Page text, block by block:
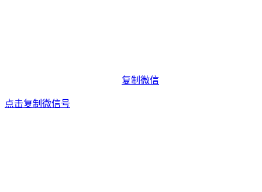
复制微信
点击复制微信号